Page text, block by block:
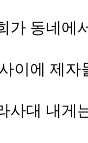
가 동네에
이에 제자
사대 내게